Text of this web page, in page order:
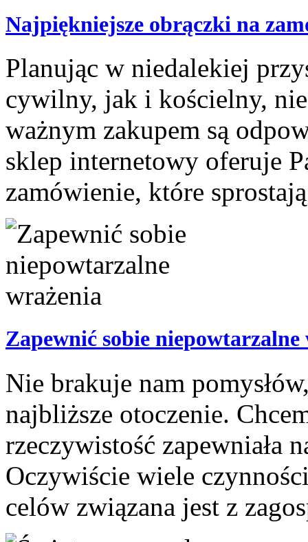
Najpiękniejsze obrączki na
Planując w niedalekiej
cywilny, jak i kościelny,
ważnym zakupem są
sklep internetowy oferuje
zamówienie, które
Zapewnić sobie niepowtarzalne
Nie brakuje nam
najbliższe otoczenie.
rzeczywistość zapewniała
Oczywiście wiele
celów związana jest z